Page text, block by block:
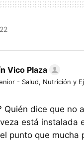
Vico Plaza
- Salud, Nutrición y
Quién dice que no
está instalada
punto que mucha